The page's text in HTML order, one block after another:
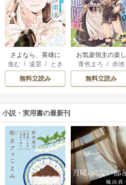
さよなら、英雄に
なった旦那様 ～
ただ祈るだけの役
立たずな妻のはず
進む / 遠雷/ とき
間
無料立読み
お気楽領主の楽し
い領地防衛
青色まろ / 赤池
宗/転
無料立読み
小説・実用書の最新刊